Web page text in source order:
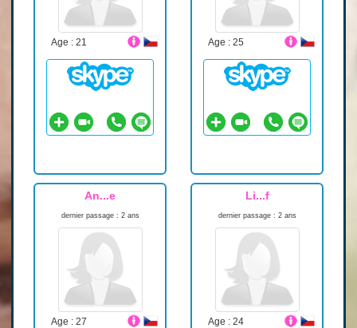
Age : 21 Age : 25
An...e
dernier passage : 2 ans
Age : 27
Li...f
dernier passage : 2 ans
Age : 24